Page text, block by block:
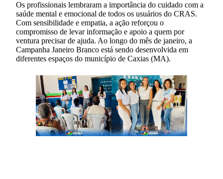
Os profissionais lembraram a importância do cuidado com a
saúde mental e emocional de todos os usuários do CRAS.
Com sensibilidade e empatia, a ação reforçou o
compromisso de levar informação e apoio a quem por
ventura precisar de ajuda. Ao longo do mês de janeiro, a
Campanha Janeiro Branco está sendo desenvolvida em
diferentes espaços do município de Caxias (MA).